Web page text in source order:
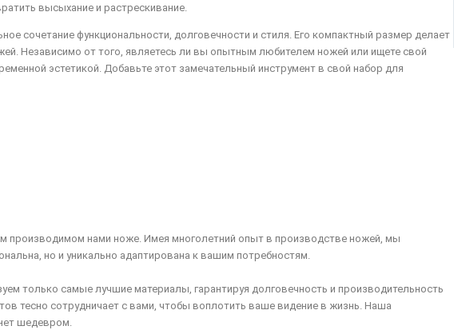
высыхание и растрескивание.
сочетание функциональности, долговечности и стиля. Его компактный размер делает
Независимо от того, являетесь ли вы опытным любителем ножей или ищете свой
эстетикой. Добавьте этот замечательный инструмент в свой набор для
производимом нами ноже. Имея многолетний опыт в производстве ножей, мы
но и уникально адаптирована к вашим потребностям.
только самые лучшие материалы, гарантируя долговечность и производительность
тесно сотрудничает с вами, чтобы воплотить ваше видение в жизнь. Наша
шедевром.